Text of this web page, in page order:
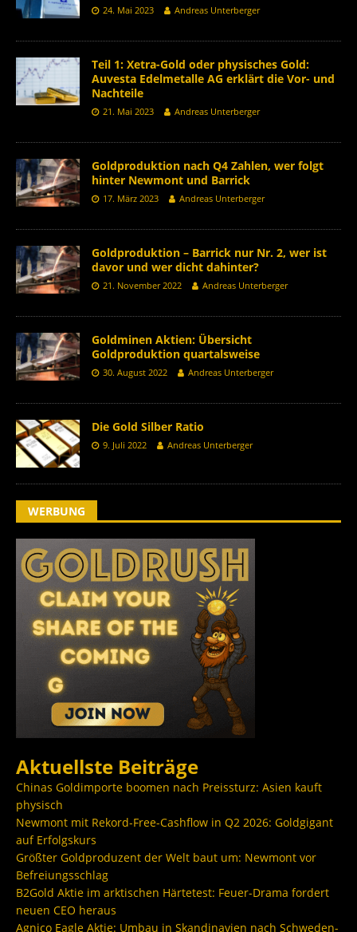
24. Mai 2023 Andreas Unterberger
Teil 1: Xetra-Gold oder physisches Gold:
Auvesta Edelmetalle AG erklärt die Vor- und
Nachteile
21. Mai 2023 Andreas Unterberger
Goldproduktion nach Q4 Zahlen, wer folgt
hinter Newmont und Barrick
17. März 2023 Andreas Unterberger
Goldproduktion – Barrick nur Nr. 2, wer ist
davor und wer dicht dahinter?
21. November 2022 Andreas Unterberger
Goldminen Aktien: Übersicht
Goldproduktion quartalsweise
30. August 2022 Andreas Unterberger
Die Gold Silber Ratio
9. Juli 2022 Andreas Unterberger
WERBUNG
Aktuellste Beiträge
Chinas Goldimporte boomen nach Preissturz: Asien kauft
physisch
Newmont mit Rekord-Free-Cashflow in Q2 2026: Goldgigant
auf Erfolgskurs
Größter Goldproduzent der Welt baut um: Newmont vor
Befreiungsschlag
B2Gold Aktie im arktischen Härtetest: Feuer-Drama fordert
neuen CEO heraus
Agnico Eagle Aktie: Umbau in Skandinavien nach Schweden-